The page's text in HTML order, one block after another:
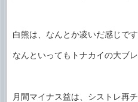
白熊は、なんとか凌いだ感じです
なんといってもトナカイの大ブ
月間マイナス益は、シストレ再